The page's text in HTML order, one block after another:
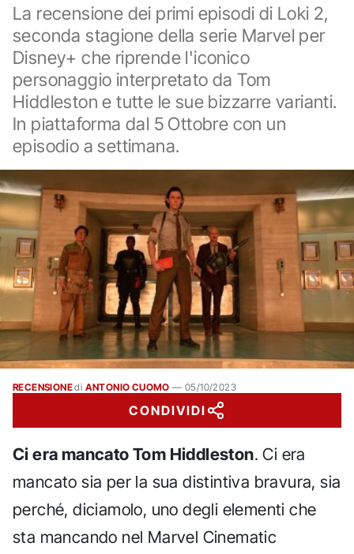
La recensione dei primi episodi di Loki 2,
seconda stagione della serie Marvel per
Disney+ che riprende l'iconico
personaggio interpretato da Tom
Hiddleston e tutte le sue bizzarre varianti.
In piattaforma dal 5 Ottobre con un
episodio a settimana.
RECENSIONEdi ANTONIO CUOMO —05/10/2023
CONDIVIDI
Ci era mancato Tom Hiddleston. Ci era
mancato sia per la sua distintiva bravura, sia
perché, diciamolo, uno degli elementi che
sta mancando nel Marvel Cinematic